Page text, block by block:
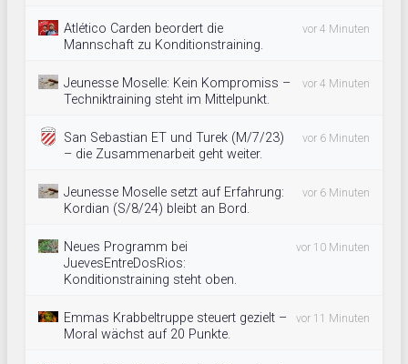
Atlético Carden beordert die
Mannschaft zu Konditionstraining.
vor 4 Minuten
Jeunesse Moselle: Kein Kompromiss –
Techniktraining steht im Mittelpunkt.
vor 4 Minuten
San Sebastian ET und Turek (M/7/23)
– die Zusammenarbeit geht weiter.
vor 6 Minuten
Jeunesse Moselle setzt auf Erfahrung:
Kordian (S/8/24) bleibt an Bord.
vor 6 Minuten
Neues Programm bei
JuevesEntreDosRios:
Konditionstraining steht oben.
vor 10 Minuten
Emmas Krabbeltruppe steuert gezielt –
Moral wächst auf 20 Punkte.
vor 11 Minuten